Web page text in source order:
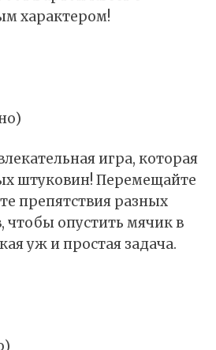
характером!
игра, которая
штуковин! Перемещайте
препятствия разных
чтобы опустить мячик в
уж и простая задача.